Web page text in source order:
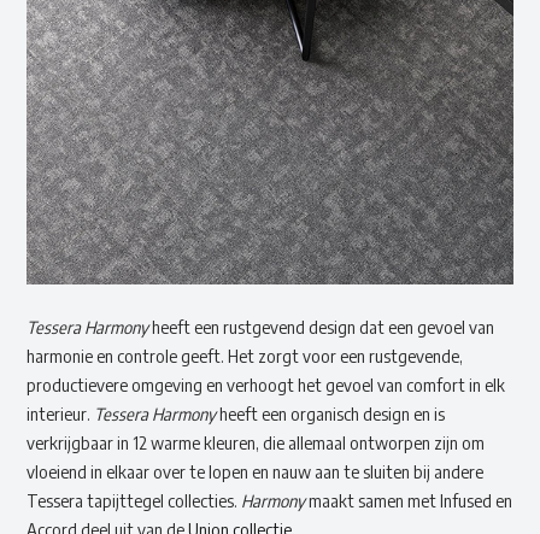
Tessera Harmonyheeft een rustgevend design dat een gevoel van
harmonie en controle geeft. Het zorgt voor een rustgevende,
productievere omgeving en verhoogt het gevoel van comfort in elk
interieur. Tessera Harmonyheeft een organisch design en is
verkrijgbaar in 12 warme kleuren, die allemaal ontworpen zijn om
vloeiend in elkaar over te lopen en nauw aan te sluiten bij andere
Tessera tapijttegel collecties. Harmonymaakt samen met Infused en
Accord deel uit van deUnion collectie.